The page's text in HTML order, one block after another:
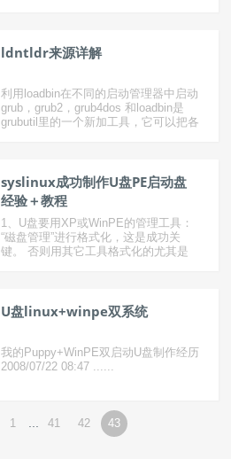
ldntldr来源详解
利用loadbin在不同的启动管理器中启动
grub，grub2，grub4dos 和loadbin是
grubutil里的一个新加工具，它可以把各
syslinux成功制作U盘PE启动盘
经验＋教程
1、U盘要用XP或WinPE的管理工具：
“磁盘管理”进行格式化，这是成功关
键。 否则用其它工具格式化的尤其是
U盘linux+winpe双系统
我的Puppy+WinPE双启动U盘制作经历
2008/07/22 08:47 ......
1 41 42 43